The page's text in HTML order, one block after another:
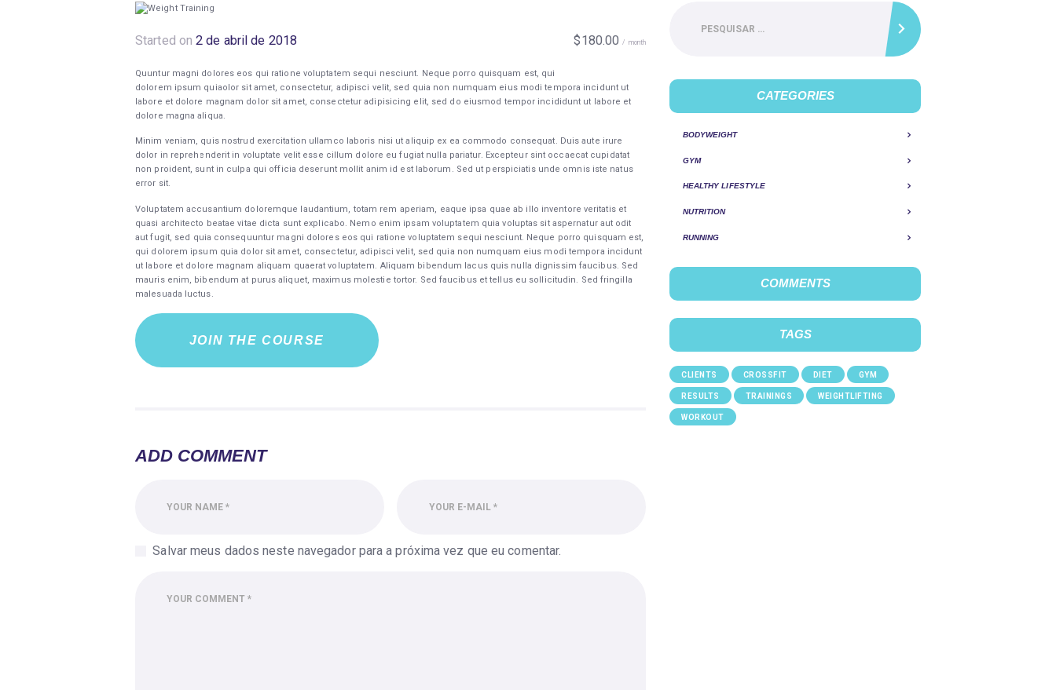
$180.00 month
Started on2 de abril de 2018
Quuntur magni dolores eos qui ratione voluptatem sequi nesciunt. Neque porro quisquam est, qui
dolorem ipsum quiaolor sit amet, consectetur, adipisci velit, sed quia non numquam eius modi tempora incidunt ut
labore et dolore magnam dolor sit amet, consectetur adipisicing elit, sed do eiusmod tempor incididunt ut labore et
dolore magna aliqua.
Minim veniam, quis nostrud exercitation ullamco laboris nisi ut aliquip ex ea commodo consequat. Duis aute irure
dolor in reprehenderit in voluptate velit esse cillum dolore eu fugiat nulla pariatur. Excepteur sint occaecat cupidatat
non proident, sunt in culpa qui officia deserunt mollit anim id est laborum. Sed ut perspiciatis unde omnis iste natus
error sit.
Voluptatem accusantium doloremque laudantium, totam rem aperiam, eaque ipsa quae ab illo inventore veritatis et
quasi architecto beatae vitae dicta sunt explicabo. Nemo enim ipsam voluptatem quia voluptas sit aspernatur aut odit
aut fugit, sed quia consequuntur magni dolores eos qui ratione voluptatem sequi nesciunt. Neque porro quisquam est,
qui dolorem ipsum quia dolor sit amet, consectetur, adipisci velit, sed quia non numquam eius modi tempora incidunt
ut labore et dolore magnam aliquam quaerat voluptatem. Aliquam bibendum lacus quis nulla dignissim faucibus. Sed
mauris enim, bibendum at purus aliquet, maximus molestie tortor. Sed faucibus et tellus eu sollicitudin. Sed fringilla
malesuada luctus.
JOIN THE COURSE
ADD COMMENT
Salvar meus dados neste navegador para a próxima vez que eu comentar.
CATEGORIES
BODYWEIGHT
GYM
HEALTHY LIFESTYLE
NUTRITION
RUNNING
COMMENTS
TAGS
CLIENTS CROSSFIT DIET GYM
RESULTS TRAININGS WEIGHTLIFTING
WORKOUT